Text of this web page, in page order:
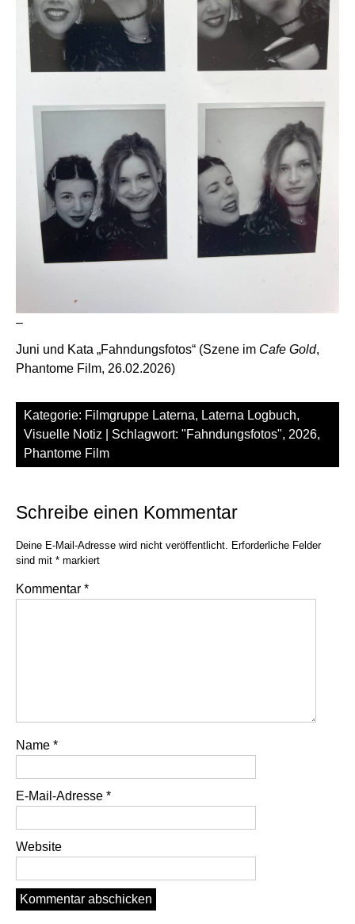
–
Juni und Kata „Fahndungsfotos“ (Szene im Cafe Gold,
Phantome Film, 26.02.2026)
Kategorie: Filmgruppe Laterna, Laterna Logbuch,
Visuelle Notiz | Schlagwort: "Fahndungsfotos", 2026,
Phantome Film
Schreibe einen Kommentar
Deine E-Mail-Adresse wird nicht veröffentlicht.
Erforderliche Felder
sind mit * markiert
Kommentar *
Name *
E-Mail-Adresse *
Website